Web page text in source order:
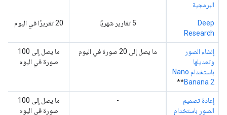
البرمجية
Deep
Research
‫5 تقارير شهريًا ‫20 تقريرًا في اليوم
إنشاء الصور
وتعديلها
باستخدام Nano
Banana 2
**
ما يصل إلى 20 صورة في اليوم
ما يصل إلى 100
صورة في اليوم
إعادة تصميم
الصور باستخدام
-
ما يصل إلى 100
صورة في اليوم